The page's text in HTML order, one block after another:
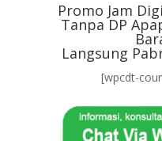
Promo Jam
Tanpa DP
Langsung
[wpcdt-